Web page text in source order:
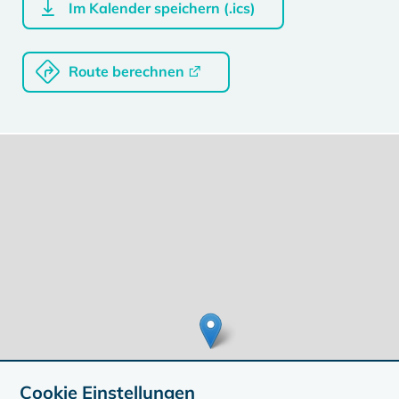
Im Kalender speichern (.ics)
Route berechnen
Cookie Einstellungen